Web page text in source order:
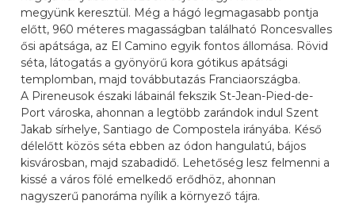
megyünk keresztül. Még a hágó legmagasabb pontja
előtt, 960 méteres magasságban található Roncesvalles
ősi apátsága, az El Camino egyik fontos állomása. Rövid
séta, látogatás a gyönyörű kora gótikus apátsági
templomban, majd továbbutazás Franciaországba.
A Pireneusok északi lábainál fekszik St-Jean-Pied-de-
Port városka, ahonnan a legtöbb zarándok indul Szent
Jakab sírhelye, Santiago de Compostela irányába. Késő
délelőtt közös séta ebben az ódon hangulatú, bájos
kisvárosban, majd szabadidő. Lehetőség lesz felmenni a
kissé a város fölé emelkedő erődhöz, ahonnan
nagyszerű panoráma nyílik a környező tájra.